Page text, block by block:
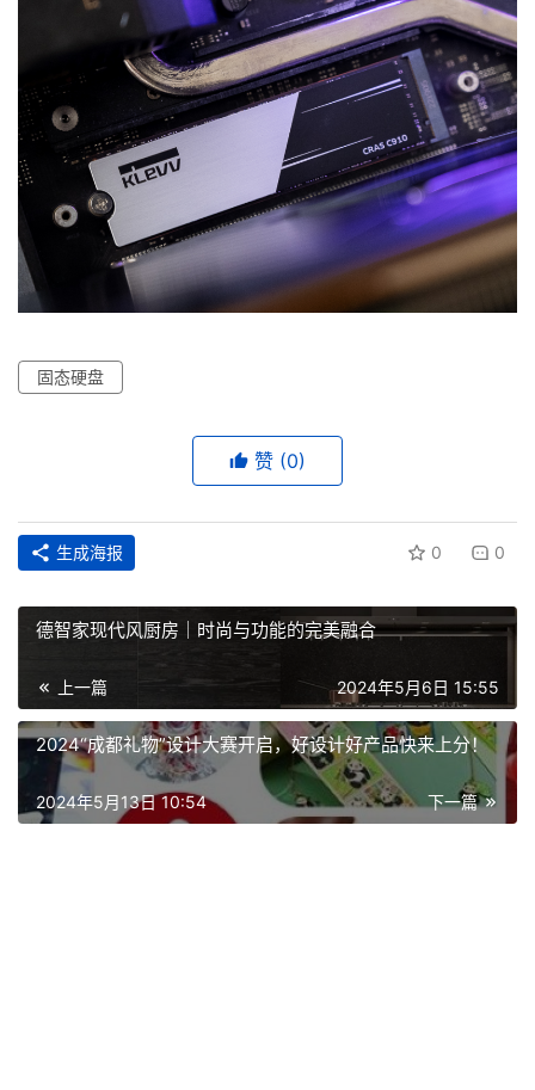
竞
赛
固态硬盘
赞 (0)
生成海报 0 0
德智家现代风厨房｜时尚与功能的完美融合
上一篇 2024年5月6日 15:55
2024“成都礼物”设计大赛开启，好设计好产品快来上分！
下一篇
2024年5月13日 10:54